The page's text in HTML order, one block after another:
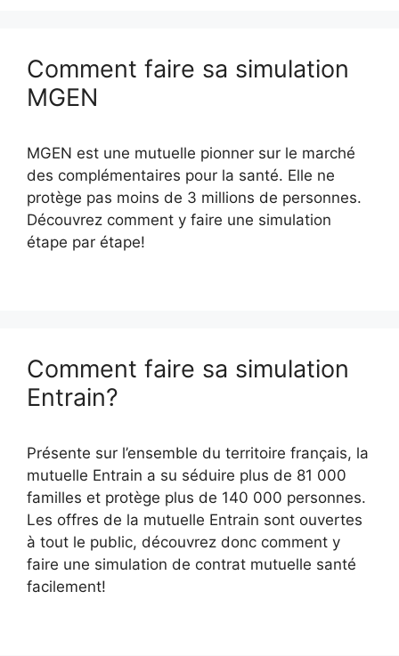
Comment faire sa simulation
MGEN
MGEN est une mutuelle pionner sur le marché
des complémentaires pour la santé. Elle ne
protège pas moins de 3 millions de personnes.
Découvrez comment y faire une simulation
étape par étape!
Comment faire sa simulation
Entrain?
Présente sur l’ensemble du territoire français, la
mutuelle Entrain a su séduire plus de 81 000
familles et protège plus de 140 000 personnes.
Les offres de la mutuelle Entrain sont ouvertes
à tout le public, découvrez donc comment y
faire une simulation de contrat mutuelle santé
facilement!